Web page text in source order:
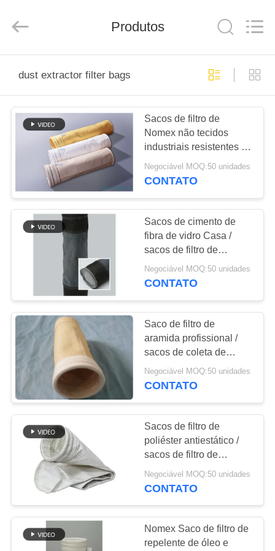
PRODUTOS
SOBRE
EXCURSÃO
DA
FÁBRICA
CONTROLE
DA
QUALIDADE
CONTACTE-
NOS
NOTÍCIA
PEÇA
UMAS
CITAÇÕES
MAPA
Environmental
Technology
Rights
Produtos
dust extractor filter bags
Sacos de filtro de
Nomex não tecidos
industriais resistentes ao
desgaste a altas
temperaturas
Negociável MOQ:50 unidades
CONTATO
Sacos de cimento de
fibra de vidro Casa /
sacos de filtro de
extractor de poeira
Estabilidade
Negociável MOQ:50 unidades
CONTATO
Saco de filtro de
aramida profissional /
sacos de coleta de
poeira de substituição
anti-ácido
Negociável MOQ:50 unidades
CONTATO
Sacos de filtro de
poliéster antiestático /
sacos de filtro de
extractor de poeira
personalizados
Negociável MOQ:50 unidades
CONTATO
Nomex Saco de filtro de
repelente de óleo e